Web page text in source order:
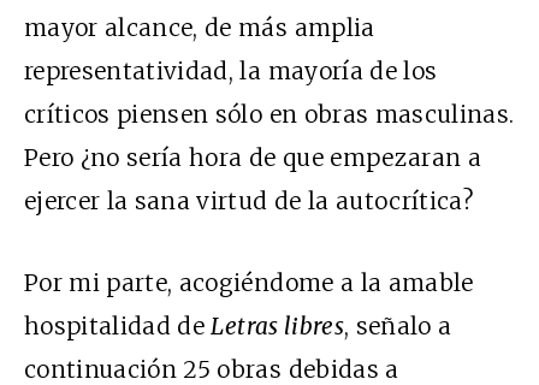
mayor alcance, de más amplia
representatividad, la mayoría de los
críticos piensen sólo en obras masculinas.
Pero ¿no sería hora de que empezaran a
ejercer la sana virtud de la autocrítica?
Por mi parte, acogiéndome a la amable
hospitalidad deLetras libres, señalo a
continuación 25 obras debidas a